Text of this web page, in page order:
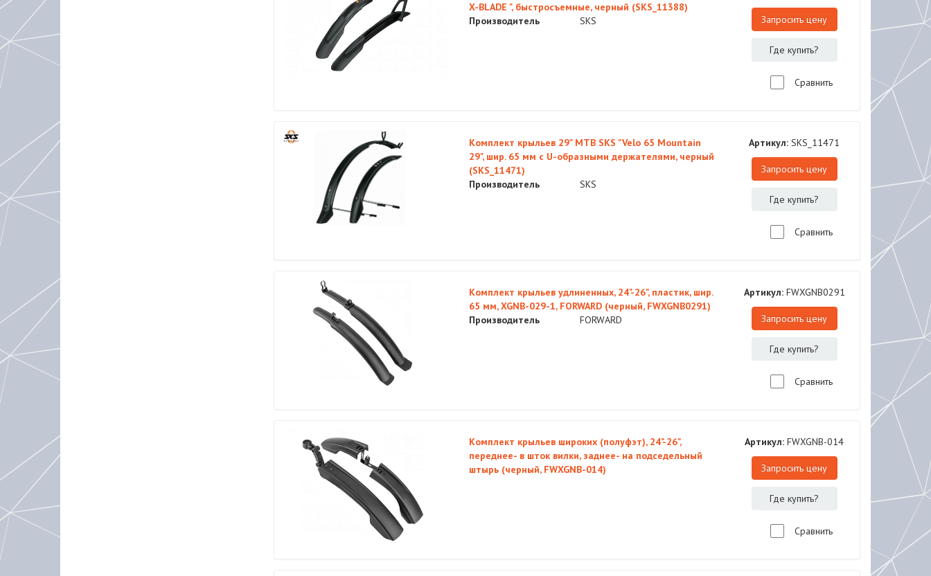
X-BLADE ", быстросъемные, черный (SKS_11388)
Производитель
SKS Запросить цену
Где купить?
Сравнить
Комплект крыльев 29" MTB SKS "Velo 65 Mountain
29", шир. 65 мм с U-образными держателями, черный
(SKS_11471)
Производитель
SKS
Артикул:SKS_11471
Запросить цену
Где купить?
Сравнить
Комплект крыльев удлиненных, 24"-26", пластик, шир.
65 мм, XGNB-029-1, FORWARD (черный, FWXGNB0291)
Производитель
FORWARD
Артикул: FWXGNB0291
Запросить цену
Где купить?
Сравнить
Комплект крыльев широких (полуфэт), 24"-26",
переднее- в шток вилки, заднее- на подседельный
штырь (черный, FWXGNB-014)
Артикул:FWXGNB-014
Запросить цену
Где купить?
Сравнить